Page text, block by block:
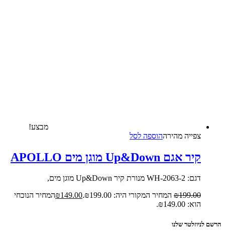
מבצע!
צפייה‬ ‫מהירה‬הוספה לסל
קיר אגם Up&Down מוגן מים APOLLO
דגם: 2063-2-WH מנורת קיר Up&Down מוגן מים,
₪199.00 המחיר המקורי היה: ₪199.00. ₪149.00
המחיר הנוכחי
הוא: ₪149.00.
הרשם לניוזלטר שלנו